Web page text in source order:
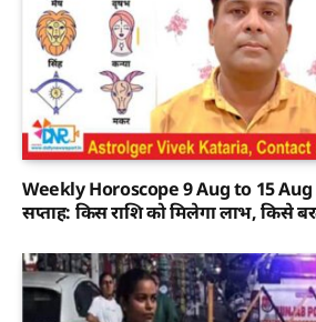
Weekly Horoscope 9 Aug to 15 Aug
सप्ताह: किस राशि को मिलेगा लाभ, किसे